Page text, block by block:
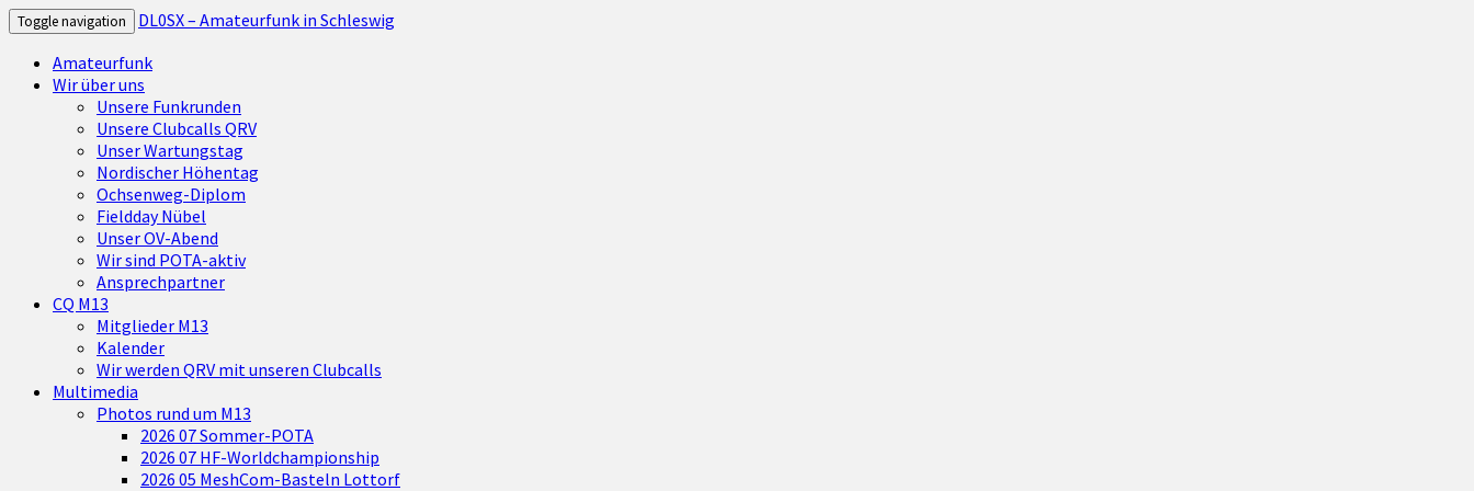
Toggle navigation
DL0SX – Amateurfunk in Schleswig
Amateurfunk
Wir über uns
Unsere Funkrunden
Unsere Clubcalls QRV
Unser Wartungstag
Nordischer Höhentag
Ochsenweg-Diplom
Fieldday Nübel
Unser OV-Abend
Wir sind POTA-aktiv
Ansprechpartner
CQ M13
Mitglieder M13
Kalender
Wir werden QRV mit unseren Clubcalls
Multimedia
Photos rund um M13
2026 07 Sommer-POTA
2026 07 HF-Worldchampionship
2026 05 MeshCom-Basteln Lottorf